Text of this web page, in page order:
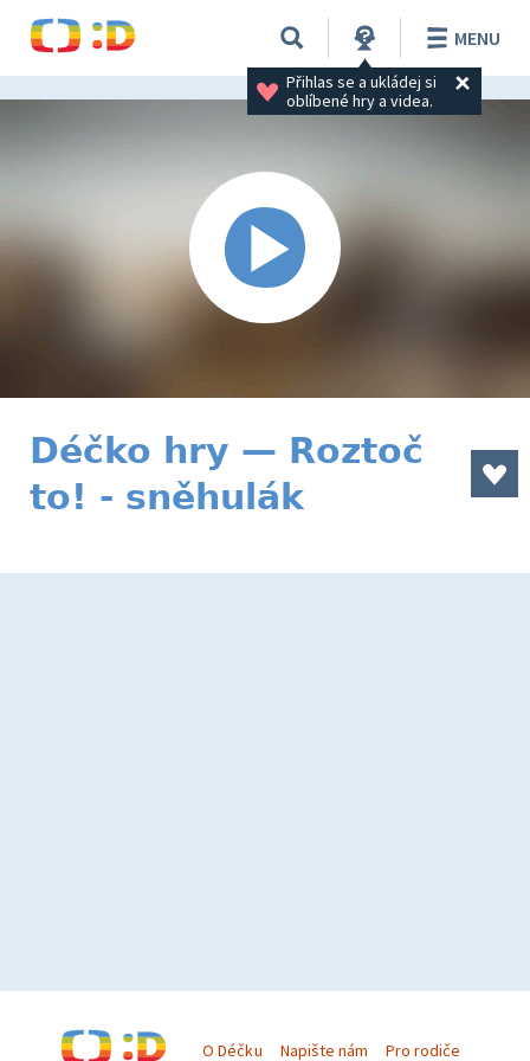
Přihlas se a ukládej si
oblíbené hry a videa.
MENU
Déčko hry — Roztoč
to! - sněhulák
O Déčku Napište nám Pro rodiče